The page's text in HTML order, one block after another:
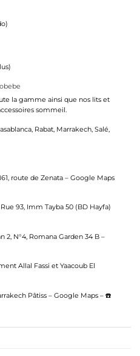
la gamme ainsi que nos lits et
sommeil.
Rabat, Marrakech, Salé,
route de Zenata – Google Maps
93, Imm Tayba 50 (BD Hayfa)
2, N°4, Romana Garden 34 B –
Allal Fassi et Yaacoub El
Pâtiss – Google Maps– ☎️